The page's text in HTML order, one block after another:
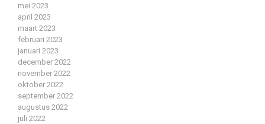
mei 2023
april 2023
maart 2023
februari 2023
januari 2023
december 2022
november 2022
oktober 2022
september 2022
augustus 2022
juli 2022